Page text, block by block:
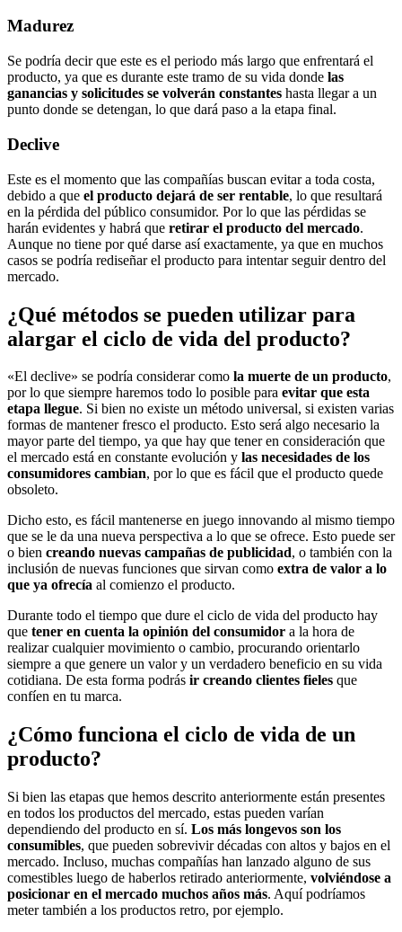
Madurez
Se podría decir que este es el periodo más largo que enfrentará el
producto, ya que es durante este tramo de su vida donde las
ganancias y solicitudes se volverán constantes hasta llegar a un
punto donde se detengan, lo que dará paso a la etapa final.
Declive
Este es el momento que las compañías buscan evitar a toda costa,
debido a que el producto dejará de ser rentable, lo que resultará
en la pérdida del público consumidor. Por lo que las pérdidas se
harán evidentes y habrá que retirar el producto del mercado.
Aunque no tiene por qué darse así exactamente, ya que en muchos
casos se podría rediseñar el producto para intentar seguir dentro del
mercado.
¿Qué métodos se pueden utilizar para
alargar el ciclo de vida del producto?
«El declive» se podría considerar como la muerte de un producto,
por lo que siempre haremos todo lo posible para evitar que esta
etapa llegue. Si bien no existe un método universal, si existen varias
formas de mantener fresco el producto. Esto será algo necesario la
mayor parte del tiempo, ya que hay que tener en consideración que
el mercado está en constante evolución y las necesidades de los
consumidores cambian, por lo que es fácil que el producto quede
obsoleto.
Dicho esto, es fácil mantenerse en juego innovando al mismo tiempo
que se le da una nueva perspectiva a lo que se ofrece. Esto puede ser
o bien creando nuevas campañas de publicidad, o también con la
inclusión de nuevas funciones que sirvan como extra de valor a lo
que ya ofrecía al comienzo el producto.
Durante todo el tiempo que dure el ciclo de vida del producto hay
que tener en cuenta la opinión del consumidor a la hora de
realizar cualquier movimiento o cambio, procurando orientarlo
siempre a que genere un valor y un verdadero beneficio en su vida
cotidiana. De esta forma podrás ir creando clientes fieles que
confíen en tu marca.
¿Cómo funciona el ciclo de vida de un
producto?
Si bien las etapas que hemos descrito anteriormente están presentes
en todos los productos del mercado, estas pueden varían
dependiendo del producto en sí. Los más longevos son los
consumibles, que pueden sobrevivir décadas con altos y bajos en el
mercado. Incluso, muchas compañías han lanzado alguno de sus
comestibles luego de haberlos retirado anteriormente, volviéndose a
posicionar en el mercado muchos años más. Aquí podríamos
meter también a los productos retro, por ejemplo.